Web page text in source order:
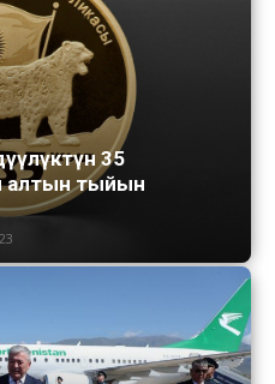
35
алтын тыйын